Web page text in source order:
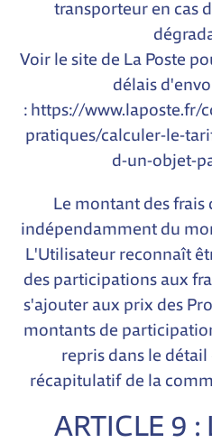
transporteur en cas
Voir le site de La Poste
délais
: https://www.laposte.fr/
pratiques/calculer-le-
d-un-objet-
Le montant des
indépendamment du
L'Utilisateur reconnaît
des participations aux
s'ajouter aux prix des
montants de
repris dans le détail
récapitulatif de la
ARTICLE 9 :